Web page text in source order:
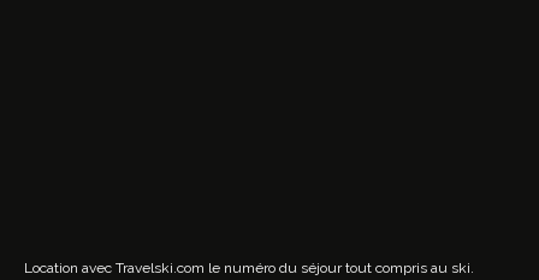
Location avec Travelski.com le numéro du séjour tout compris au ski.